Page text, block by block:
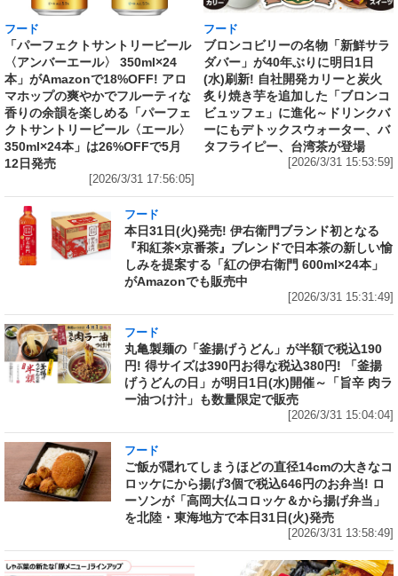
フード
「パーフェクトサントリービール
〈アンバーエール〉 350ml×24
本」がAmazonで18%OFF! アロ
マホップの爽やかでフルーティな
香りの余韻を楽しめる「パーフェ
クトサントリービール〈エール〉
350ml×24本」は26%OFFで5月
12日発売
[2026/3/31 17:56:05]
フード
ブロンコビリーの名物「新鮮サラ
ダバー」が40年ぶりに明日1日
(水)刷新! 自社開発カリーと炭火
炙り焼き芋を追加した「ブロンコ
ビュッフェ」に進化～ドリンクバ
ーにもデトックスウォーター、バ
タフライピー、台湾茶が登場
[2026/3/31 15:53:59]
フード
本日31日(火)発売! 伊右衛門ブランド初となる
『和紅茶×京番茶』ブレンドで日本茶の新しい愉
しみを提案する「紅の伊右衛門 600ml×24本」
がAmazonでも販売中
[2026/3/31 15:31:49]
フード
丸亀製麺の「釜揚げうどん」が半額で税込190
円! 得サイズは390円お得な税込380円! 「釜揚
げうどんの日」が明日1日(水)開催～「旨辛 肉ラ
ー油つけ汁」も数量限定で販売
[2026/3/31 15:04:04]
フード
ご飯が隠れてしまうほどの直径14cmの大きなコ
ロッケにから揚げ3個で税込646円のお弁当! ロ
ーソンが「高岡大仏コロッケ＆から揚げ弁当」
を北陸・東海地方で本日31日(火)発売
[2026/3/31 13:58:49]